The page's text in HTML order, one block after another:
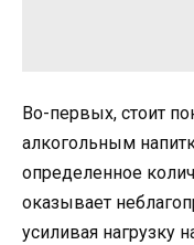
Во-первых, стоит
алкогольным
определенное
оказывает
усиливая нагрузку